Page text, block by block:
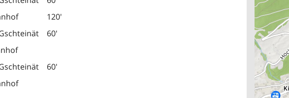
120'
60'
60'